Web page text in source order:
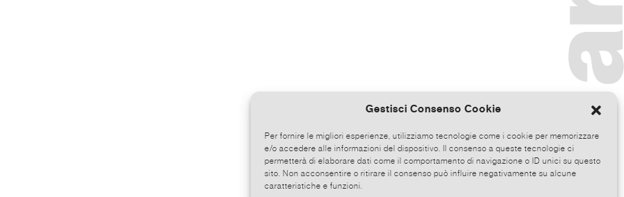
Gestisci Consenso Cookie
Per fornire le migliori esperienze, utilizziamo tecnologie come i cookie per memorizzare
e/o accedere alle informazioni del dispositivo. Il consenso a queste tecnologie ci
permetterà di elaborare dati come il comportamento di navigazione o ID unici su questo
sito. Non acconsentire o ritirare il consenso può influire negativamente su alcune
caratteristiche e funzioni.